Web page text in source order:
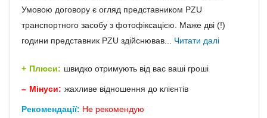
Умовою договору є огляд представником PZU
транспортного засобу з фотофіксацією. Маже дві (!)
години представник PZU здійснював... Читати далі
Плюси: швидко отримують від вас ваші гроші
Мінуси: жахливе відношення до клієнтів
Рекомендації: Не рекомендую